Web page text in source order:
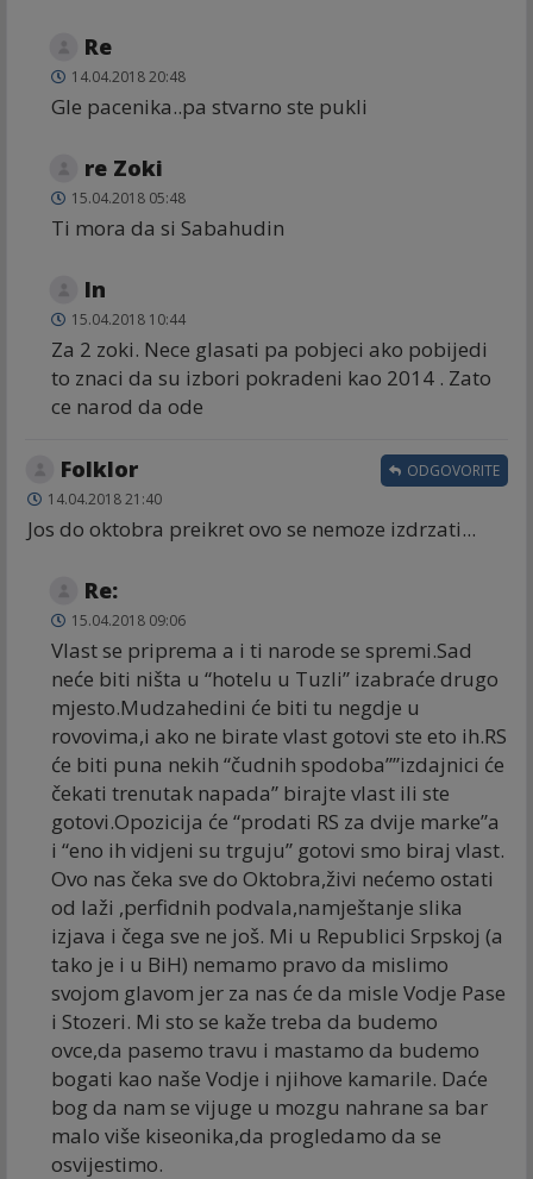
Re
14.04.2018 20:48
Gle pacenika..pa stvarno ste pukli
re Zoki
15.04.2018 05:48
Ti mora da si Sabahudin
In
15.04.2018 10:44
Za 2 zoki. Nece glasati pa pobjeci ako pobijedi
to znaci da su izbori pokradeni kao 2014 . Zato
ce narod da ode
Folklor
14.04.2018 21:40
Jos do oktobra preikret ovo se nemoze izdrzati...
ODGOVORITE
Re:
15.04.2018 09:06
Vlast se priprema a i ti narode se spremi.Sad
neće biti ništa u “hotelu u Tuzli” izabraće drugo
mjesto.Mudzahedini će biti tu negdje u
rovovima,i ako ne birate vlast gotovi ste eto ih.RS
će biti puna nekih “čudnih spodoba””izdajnici će
čekati trenutak napada” birajte vlast ili ste
gotovi.Opozicija će “prodati RS za dvije marke”a
i “eno ih vidjeni su trguju” gotovi smo biraj vlast.
Ovo nas čeka sve do Oktobra,živi nećemo ostati
od laži ,perfidnih podvala,namještanje slika
izjava i čega sve ne još. Mi u Republici Srpskoj (a
tako je i u BiH) nemamo pravo da mislimo
svojom glavom jer za nas će da misle Vodje Pase
i Stozeri. Mi sto se kaže treba da budemo
ovce,da pasemo travu i mastamo da budemo
bogati kao naše Vodje i njihove kamarile. Daće
bog da nam se vijuge u mozgu nahrane sa bar
malo više kiseonika,da progledamo da se
osvijestimo.